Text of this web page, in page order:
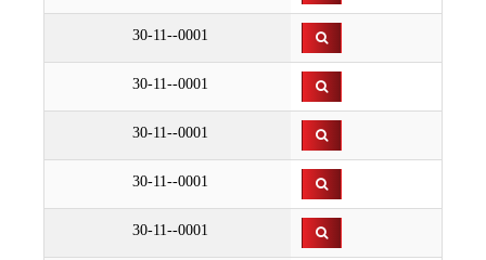
30-11--0001
30-11--0001
30-11--0001
30-11--0001
30-11--0001